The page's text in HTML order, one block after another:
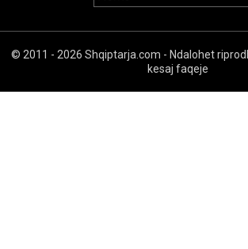
© 2011 - 2026 Shqiptarja.com - Ndalohet
kesaj faqeje